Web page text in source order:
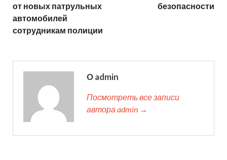
от новых патрульных
автомобилей
сотрудникам полиции
безопасности
О admin
Посмотреть все записи
автора admin →